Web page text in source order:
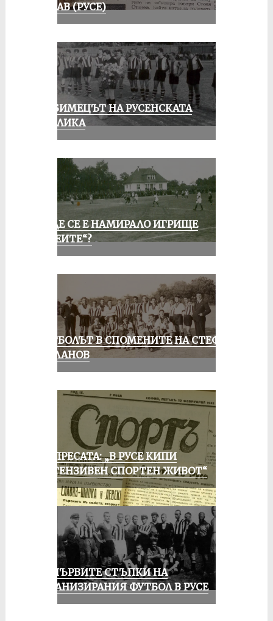
ДУНАВ (РУСЕ)
ЛЮБИМЕЦЪТ НА РУСЕНСКАТА
ПУБЛИКА
КЪДЕ СЕ Е НАМИРАЛО ИГРИЩЕ
„АЛЕИТЕ“?
ФУТБОЛЪТ В СПОМЕНИТЕ НА СТЕФАН
МИЛАНОВ
ОТ ПРЕСАТА: „В РУСЕ КИПИ
ИНТЕНЗИВЕН СПОРТЕН ЖИВОТ“
ЗА ПЪРВИТЕ СТЪПКИ НА
ОРГАНИЗИРАНИЯ ФУТБОЛ В РУСЕ